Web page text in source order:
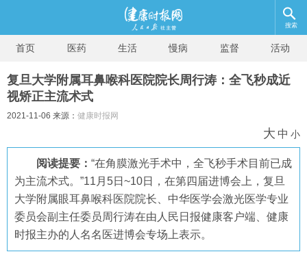
搜索
首页 医药 生活 慢病 监督 活动
复旦大学附属耳鼻喉科医院院长周行涛：全飞秒成近
视矫正主流术式
2021-11-06 来源： 健康时报网
大 中 小
阅读提要： “在角膜激光手术中，全飞秒手术目前已成
为主流术式。”11月5日~10日，在第四届进博会上，复旦
大学附属眼耳鼻喉科医院院长、中华医学会激光医学专业
委员会副主任委员周行涛在由人民日报健康客户端、健康
时报主办的人名名医进博会专场上表示。